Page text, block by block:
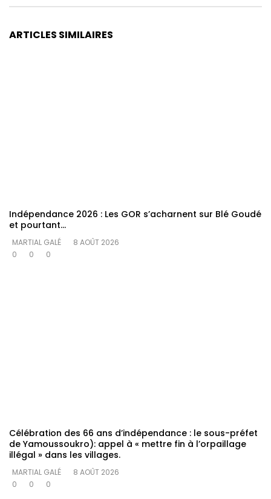
ARTICLES SIMILAIRES
Indépendance 2026 : Les GOR s’acharnent sur Blé Goudé
et pourtant…
MARTIAL GALÉ
8 AOÛT 2026
0
0 0
Célébration des 66 ans d’indépendance : le sous-préfet
de Yamoussoukro): appel à « mettre fin à l’orpaillage
illégal » dans les villages.
MARTIAL GALÉ
8 AOÛT 2026
0
0 0